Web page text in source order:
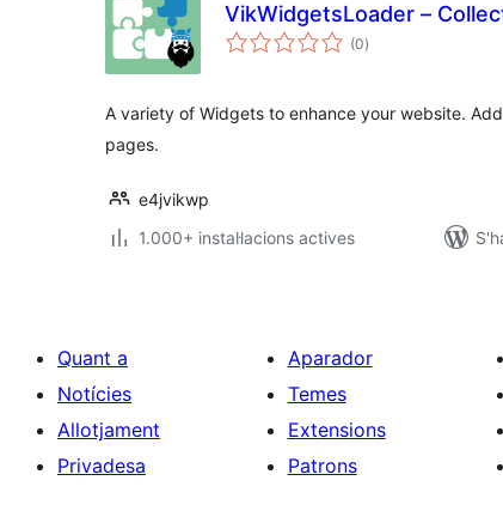
VikWidgetsLoader –
(0puntuacions
totals
)
A variety of Widgets to enhance your website.
pages.
e4jvikwp
1.000+ instal·lacions actives
Quant a
Notícies
Allotjament
Privadesa
Aparador
Temes
Extensions
Patrons